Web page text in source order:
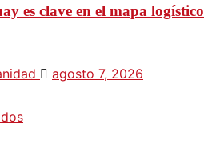
es clave en el mapa logístico
agosto 7, 2026